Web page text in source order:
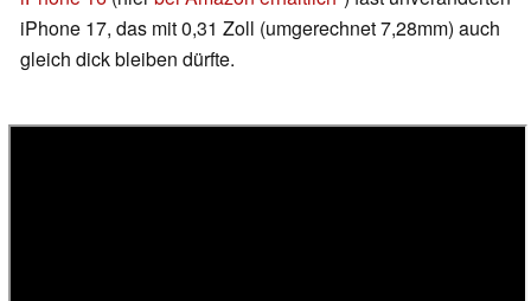
iPhone 17, das mit 0,31 Zoll (umgerechnet 7,28mm) auch
gleich dick bleiben dürfte.